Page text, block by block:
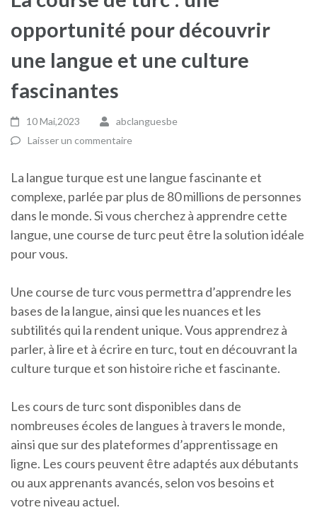
opportunité pour découvrir
une langue et une culture
fascinantes
10 Mai,2023
abclanguesbe
Laisser un commentaire
La langue turque est une langue fascinante et
complexe, parlée par plus de 80 millions de personnes
dans le monde. Si vous cherchez à apprendre cette
langue, une course de turc peut être la solution idéale
pour vous.
Une course de turc vous permettra d’apprendre les
bases de la langue, ainsi que les nuances et les
subtilités qui la rendent unique. Vous apprendrez à
parler, à lire et à écrire en turc, tout en découvrant la
culture turque et son histoire riche et fascinante.
Les cours de turc sont disponibles dans de
nombreuses écoles de langues à travers le monde,
ainsi que sur des plateformes d’apprentissage en
ligne. Les cours peuvent être adaptés aux débutants
ou aux apprenants avancés, selon vos besoins et
votre niveau actuel.